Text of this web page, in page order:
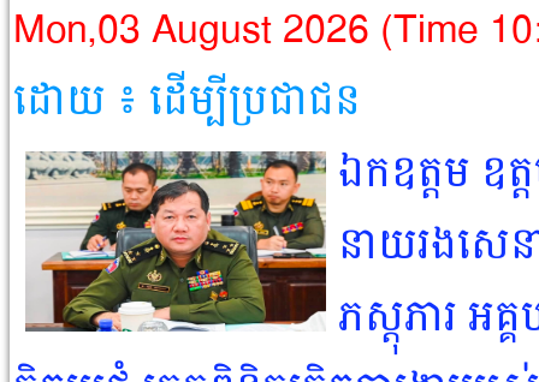
Mon,03 August 2026 (Time
ដោយ ៖ ដើម្បីប្រជាជន​
ឯកឧត្តម
នាយរងសេន
ភស្តុភារ អគ្